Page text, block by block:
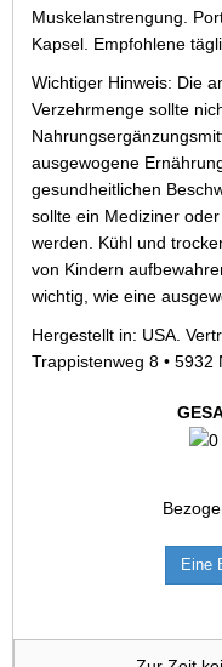
Muskelanstrengung.
Kapsel. Empfohlene
Wichtiger Hinweis: Die
Verzehrmenge sollte
ausgewogene
gesundheitlichen
sollte ein Mediziner
werden. Kühl und
von Kindern
wichtig, wie eine
Hergestellt in: USA.
Trappistenweg 8 • 5932
Eine